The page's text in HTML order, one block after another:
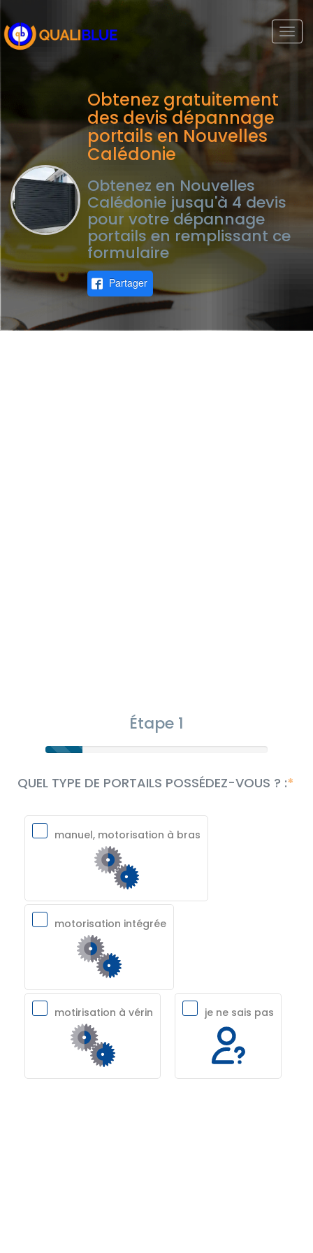
Obtenez gratuitement
des devis dépannage
portails en Nouvelles
Calédonie
Obtenez en Nouvelles
Calédonie jusqu'à 4 devis
pour votre dépannage
portails en remplissant ce
formulaire
Partager
Étape 1
QUEL TYPE DE PORTAILS POSSÉDEZ-VOUS ? :
manuel, motorisation à bras
motorisation intégrée
motirisation à vérin je ne sais pas